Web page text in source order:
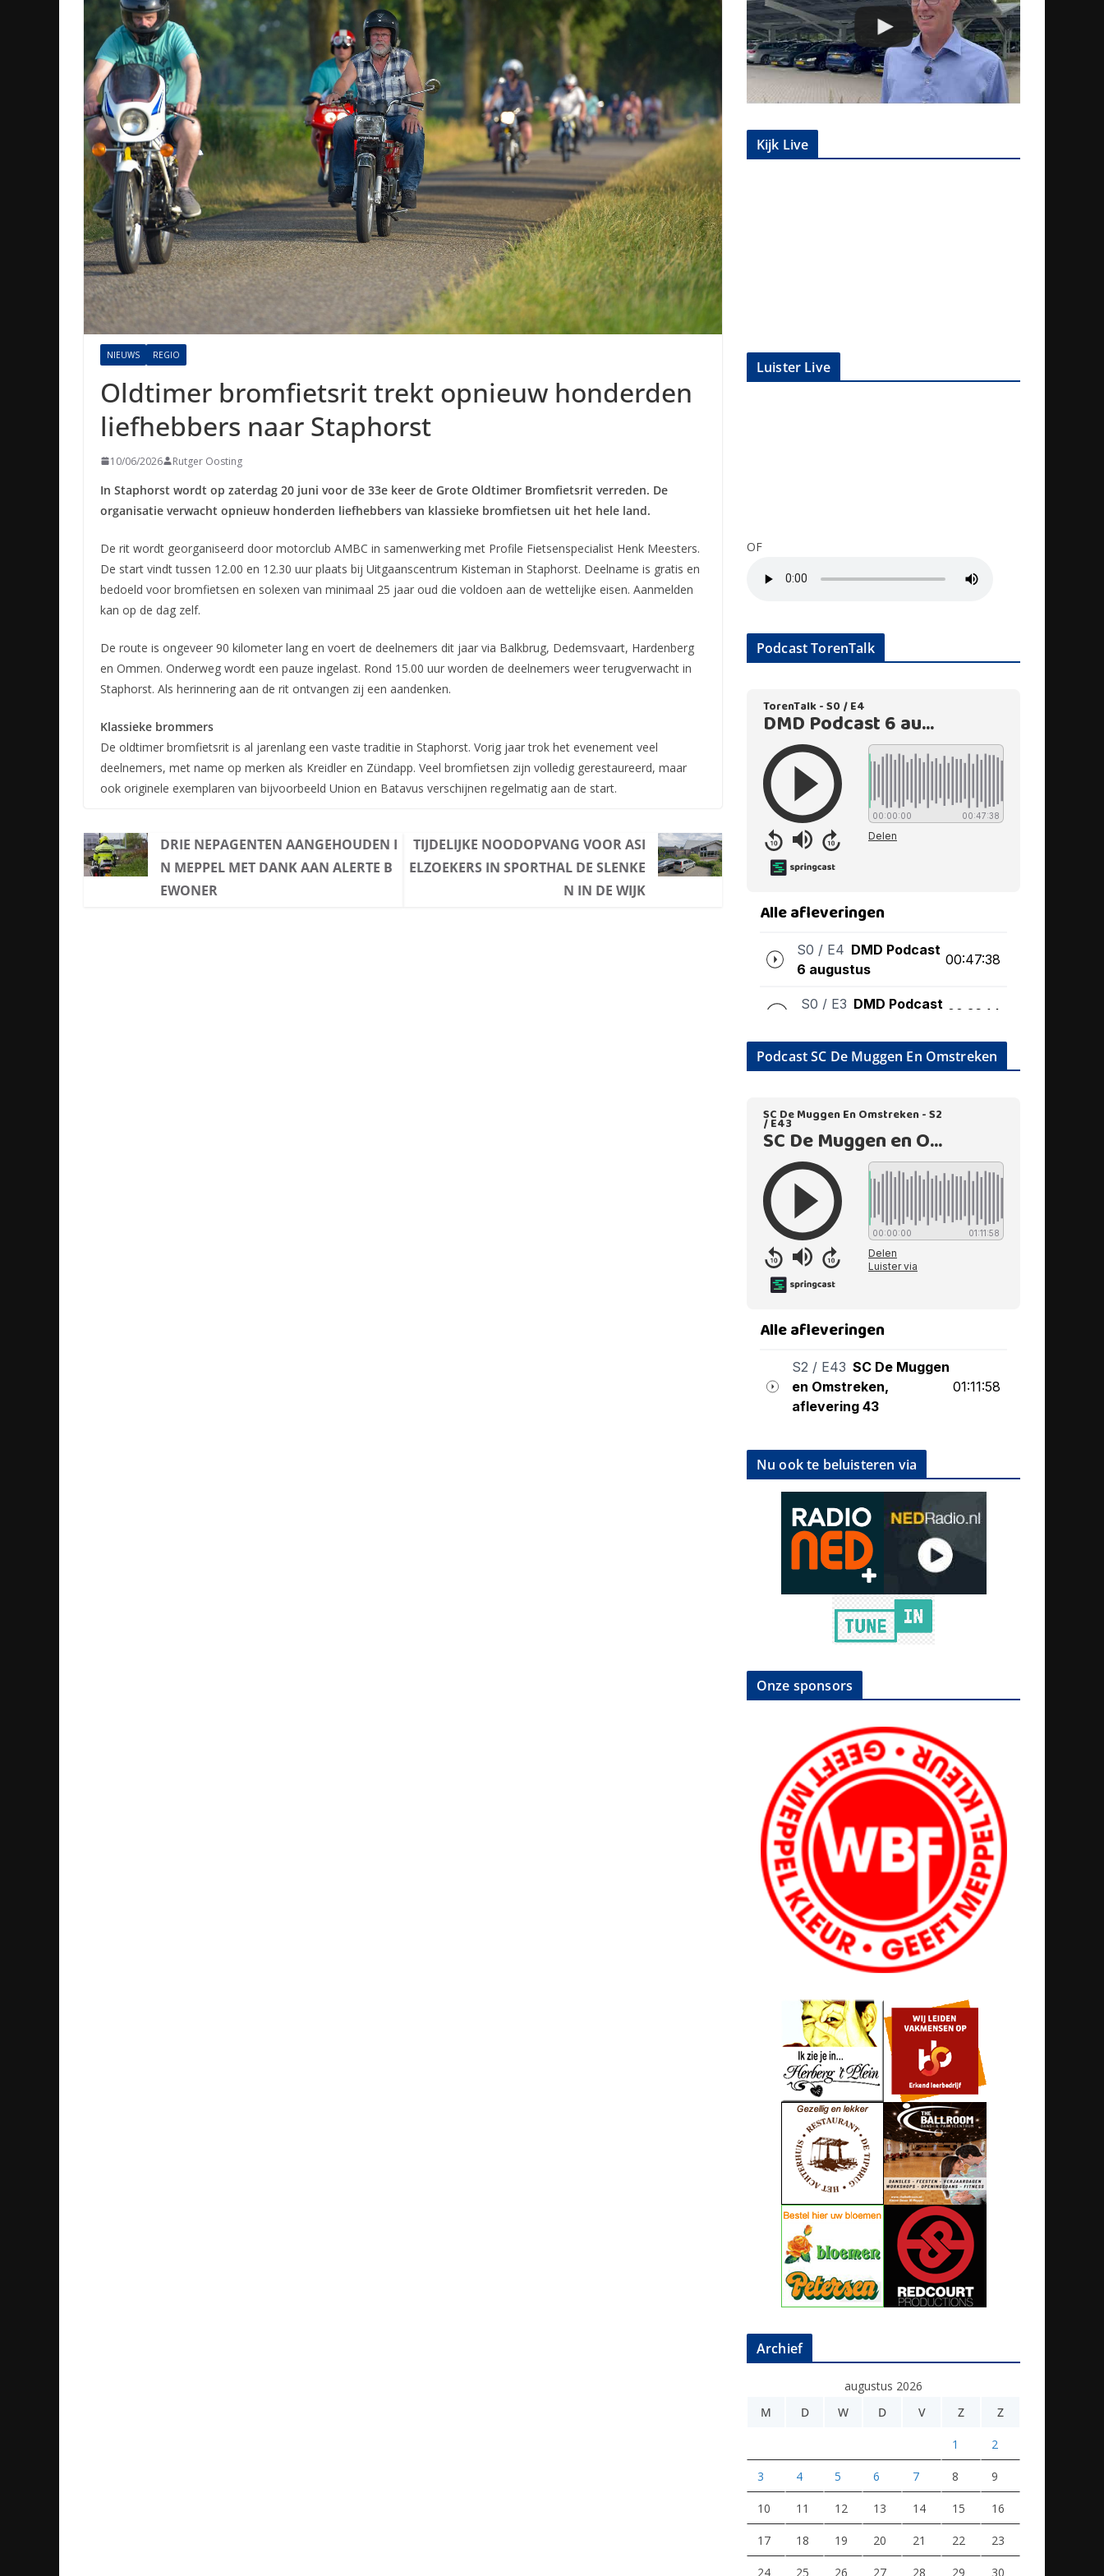
NIEUWS REGIO
Oldtimer bromfietsrit trekt opnieuw honderden
liefhebbers naar Staphorst
10/06/2026 Rutger Oosting
In Staphorst wordt op zaterdag 20 juni voor de 33e keer de Grote Oldtimer Bromfietsrit verreden. De
organisatie verwacht opnieuw honderden liefhebbers van klassieke bromfietsen uit het hele land.
De rit wordt georganiseerd door motorclub AMBC in samenwerking met Profile Fietsenspecialist Henk Meesters.
De start vindt tussen 12.00 en 12.30 uur plaats bij Uitgaanscentrum Kisteman in Staphorst. Deelname is gratis en
bedoeld voor bromfietsen en solexen van minimaal 25 jaar oud die voldoen aan de wettelijke eisen. Aanmelden
kan op de dag zelf.
De route is ongeveer 90 kilometer lang en voert de deelnemers dit jaar via Balkbrug, Dedemsvaart, Hardenberg
en Ommen. Onderweg wordt een pauze ingelast. Rond 15.00 uur worden de deelnemers weer terugverwacht in
Staphorst. Als herinnering aan de rit ontvangen zij een aandenken.
Klassieke brommers
De oldtimer bromfietsrit is al jarenlang een vaste traditie in Staphorst. Vorig jaar trok het evenement veel
deelnemers, met name op merken als Kreidler en Zündapp. Veel bromfietsen zijn volledig gerestaureerd, maar
ook originele exemplaren van bijvoorbeeld Union en Batavus verschijnen regelmatig aan de start.
DRIE NEPAGENTEN AANGEHOUDEN I
N MEPPEL MET DANK AAN ALERTE B
EWONER
TIJDELIJKE NOODOPVANG VOOR ASI
ELZOEKERS IN SPORTHAL DE SLENKE
N IN DE WIJK
Kijk Live
Luister Live
OF
Podcast TorenTalk
Podcast SC De Muggen En Omstreken
Nu ook te beluisteren via
Onze sponsors
Archief
augustus 2026
M
D W D V Z Z
1 2
3 4 5 6 7 8 9
10 11 12 13 14 15 16
17 18 19 20 21 22 23
24 25 26 27 28 29 30